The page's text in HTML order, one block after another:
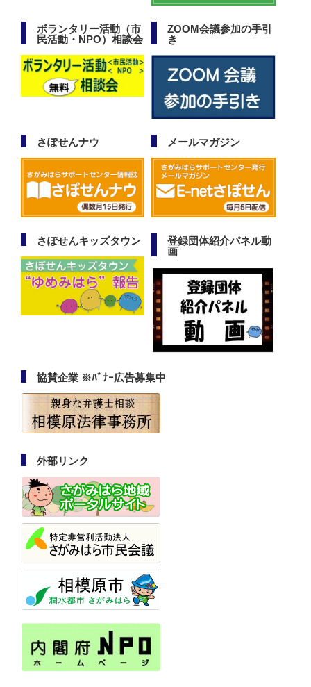
ボランタリー活動（市
民活動・NPO）相談会
ZOOM会議参加の手引
き
さぽせんナウ メールマガジン
さぽせんキッズタウン
登録団体紹介パネル動
画
協賛企業 ※ﾊﾞﾅｰ広告募集中
外部リンク